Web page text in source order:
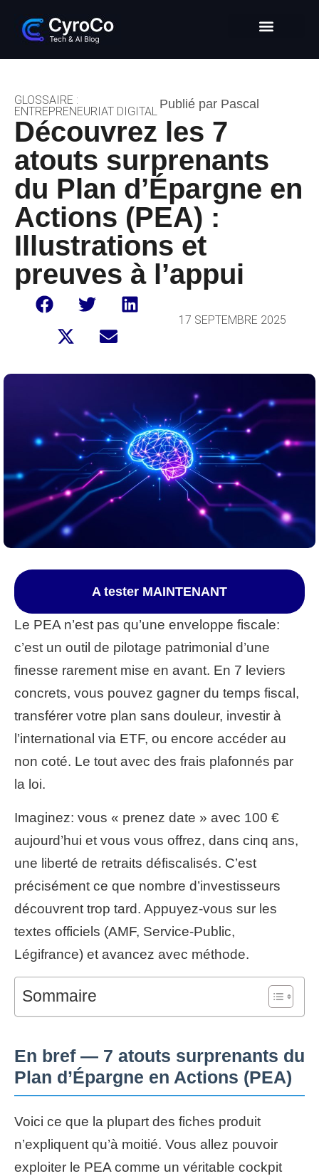
GLOSSAIRE :
ENTREPRENEURIAT DIGITAL
Publié par Pascal
Découvrez les 7
atouts surprenants
du Plan d’Épargne en
Actions (PEA) :
Illustrations et
preuves à l’appui
17 SEPTEMBRE 2025
A tester MAINTENANT
Le PEA n’est pas qu’une enveloppe fiscale:
c’est un outil de pilotage patrimonial d’une
finesse rarement mise en avant. En 7 leviers
concrets, vous pouvez gagner du temps fiscal,
transférer votre plan sans douleur, investir à
l’international via ETF, ou encore accéder au
non coté. Le tout avec des frais plafonnés par
la loi.
Imaginez: vous « prenez date » avec 100 €
aujourd’hui et vous vous offrez, dans cinq ans,
une liberté de retraits défiscalisés. C’est
précisément ce que nombre d’investisseurs
découvrent trop tard. Appuyez-vous sur les
textes officiels (AMF, Service-Public,
Légifrance) et avancez avec méthode.
Sommaire
En bref — 7 atouts surprenants du
Plan d’Épargne en Actions (PEA)
Voici ce que la plupart des fiches produit
n’expliquent qu’à moitié. Vous allez pouvoir
exploiter le PEA comme un véritable cockpit